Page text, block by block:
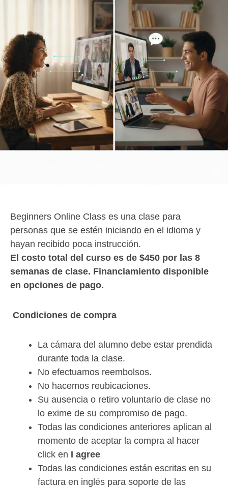
Beginners Online Class es una clase para
personas que se estén iniciando en el idioma y
hayan recibido poca instrucción.
El costo total del curso es de $450 por las 8
semanas de clase. Financiamiento disponible
en opciones de pago.
Condiciones de compra
La cámara del alumno debe estar prendida
durante toda la clase.
No efectuamos reembolsos.
No hacemos reubicaciones.
Su ausencia o retiro voluntario de clase no
lo exime de su compromiso de pago.
Todas las condiciones anteriores aplican al
momento de aceptar la compra al hacer
click en I agree
Todas las condiciones están escritas en su
factura en inglés para soporte de las